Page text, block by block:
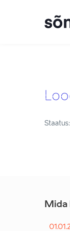
Staatus:
Mida